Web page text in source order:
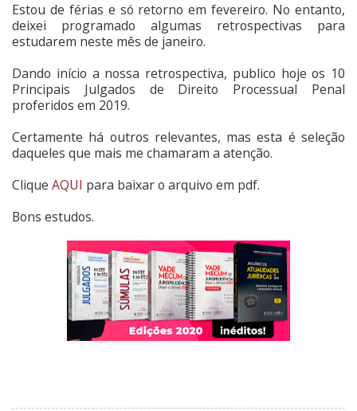
Estou de férias e só retorno em fevereiro. No entanto,
deixei programado algumas retrospectivas para
estudarem neste mês de janeiro.
Dando início a nossa retrospectiva, publico hoje os 10
Principais Julgados de Direito Processual Penal
proferidos em 2019.
Certamente há outros relevantes, mas esta é seleção
daqueles que mais me chamaram a atenção.
Clique AQUI para baixar o arquivo em pdf.
Bons estudos.